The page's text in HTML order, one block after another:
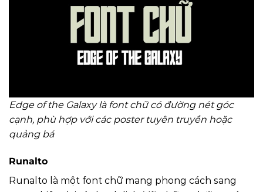
Edge of the Galaxy là font chữ có đường nét góc
cạnh, phù hợp với các poster tuyên truyền hoặc
quảng bá
Runalto
Runalto là một font chữ mang phong cách sang